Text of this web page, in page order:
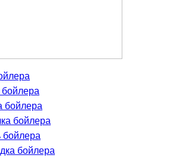
бойлера
бойлера
бойлера